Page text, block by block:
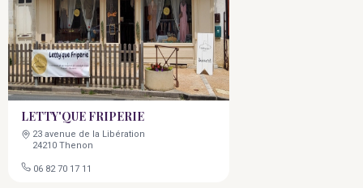
LETTY'QUE FRIPERIE
23 avenue de la Libération
24210 Thenon
06 82 70 17 11